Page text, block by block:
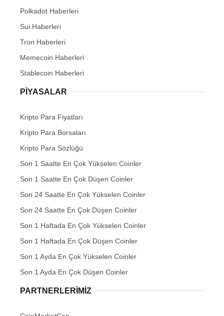
Polkadot Haberleri
Sui Haberleri
Tron Haberleri
Memecoin Haberleri
Stablecoin Haberleri
PIYASALAR
Kripto Para Fiyatları
Kripto Para Borsaları
Kripto Para Sözlüğü
Son 1 Saatte En Çok Yükselen Coinler
Son 1 Saatte En Çok Düşen Coinler
Son 24 Saatte En Çok Yükselen Coinler
Son 24 Saatte En Çok Düşen Coinler
Son 1 Haftada En Çok Yükselen Coinler
Son 1 Haftada En Çok Düşen Coinler
Son 1 Ayda En Çok Yükselen Coinler
Son 1 Ayda En Çok Düşen Coinler
PARTNERLERIMIZ